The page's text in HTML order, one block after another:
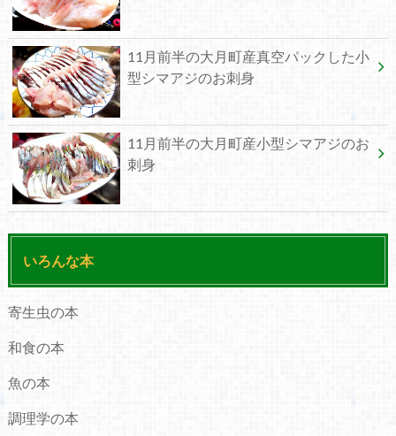
11月前半の大月町産真空パックした小
型シマアジのお刺身
11月前半の大月町産小型シマアジのお
刺身
いろんな本
寄生虫の本
和食の本
魚の本
調理学の本